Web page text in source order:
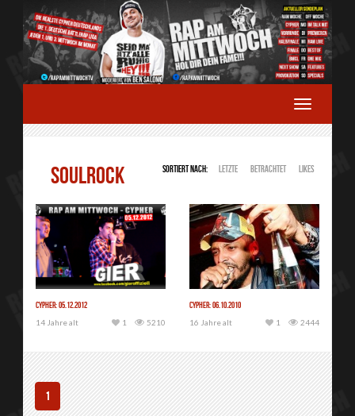
SOULROCK Sortiert nach: Letzte Betrachtet Likes
Cypher: 05.12.2012
14 Jahre alt
5210
1
Cypher: 06.10.2010
16 Jahre alt
2444
1
1